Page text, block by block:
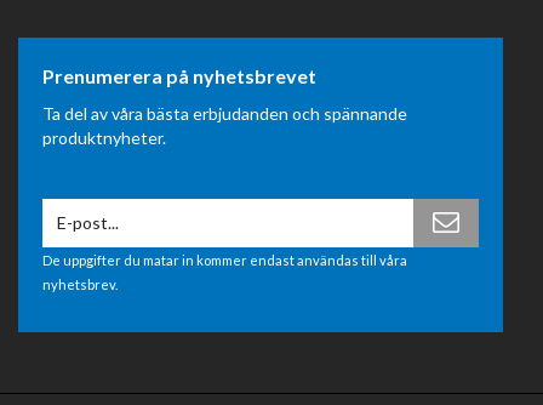
Prenumerera på nyhetsbrevet
Ta del av våra bästa erbjudanden och spännande
produktnyheter.
De uppgifter du matar in kommer endast användas till våra
nyhetsbrev.